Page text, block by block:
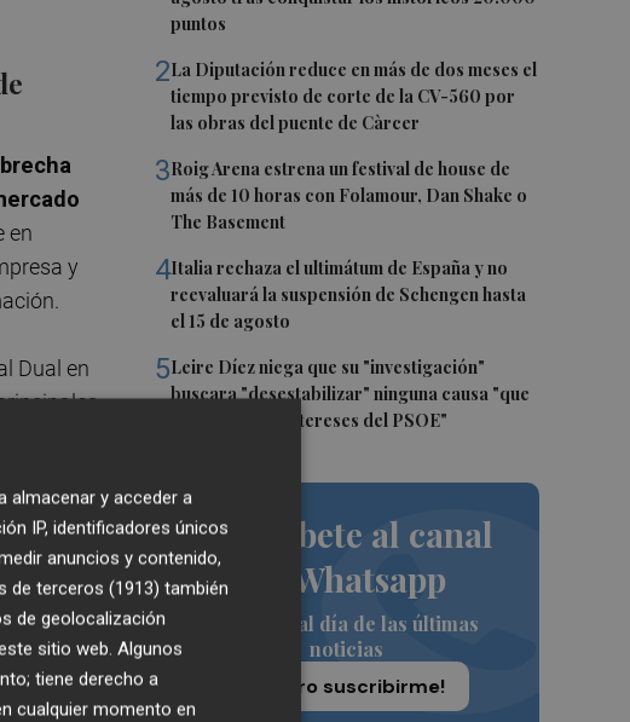
puntos
2La Diputación reduce en más de dos meses el
tiempo previsto de corte de la CV-560 por
las obras del puente de Càrcer
3Roig Arena estrena un festival de house de
más de 10 horas con Folamour, Dan Shake o
The Basement
4Italia rechaza el ultimátum de España y no
reevaluará la suspensión de Schengen hasta
el 15 de agosto
5Leire Díez niega que su "investigación"
buscara "desestabilizar" ninguna causa "que
afectara a los intereses del PSOE"
Suscríbete al canal
de Whatsapp
Siempre al día de las últimas
noticias
¡Quiero suscribirme!
brecha
en
y
Dual en
sigue
y acceder a
IP, identificadores únicos
anuncios y contenido,
de terceros (1913) también
de geolocalización
sitio web. Algunos
tiene derecho a
cualquier momento en